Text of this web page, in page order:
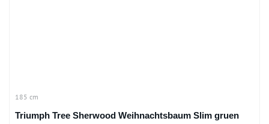
185 cm
Triumph Tree Sherwood Weihnachtsbaum Slim gruen